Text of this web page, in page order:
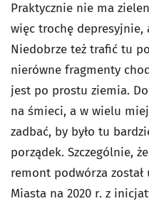
Praktycznie nie ma
więc trochę depresyjnie,
Niedobrze też trafić tu
nierówne fragmenty
jest po prostu ziemia.
na śmieci, a w wielu
zadbać, by było tu
porządek. Szczególnie,
remont podwórza
Miasta na 2020 r. z